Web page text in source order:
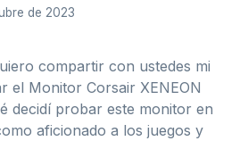
de 2023
compartir con ustedes mi
el Monitor Corsair XENEON
decidí probar este monitor en
aficionado a los juegos y